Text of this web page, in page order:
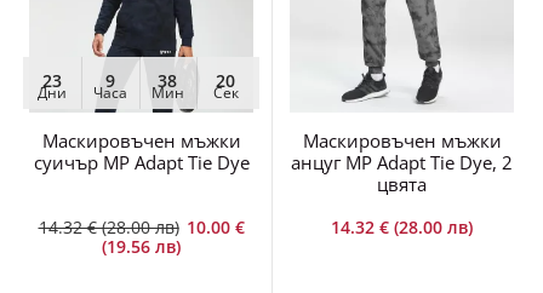
23
Дни
9
Часа
38
Мин
19
Сек
Маскировъчен мъжки
суичър MP Adapt Tie Dye
14.32 € (28.00 лв) 10.00 €
(19.56 лв)
Маскировъчен мъжки
анцуг MP Adapt Tie Dye, 2
цвята
14.32 € (28.00 лв)